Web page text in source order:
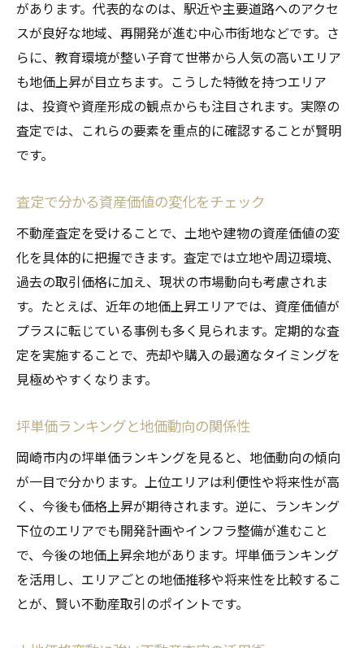
があります。代表的なのは、駅近や主要道路へのアクセ
スが良好な地域、再開発が進む中心市街地などです。さ
らに、教育環境が整い子育て世帯から人気の高いエリア
も地価上昇が目立ちます。こうした特徴を持つエリア
は、投資や資産形成の観点からも注目されます。実際の
査定では、これらの要素を重点的に確認することが賢明
です。
査定で分かる資産価値の変化をチェック
不動産査定を受けることで、土地や建物の資産価値の変
化を具体的に把握できます。査定では立地や周辺環境、
過去の取引価格に加え、現状の市場動向も考慮されま
す。たとえば、近年の地価上昇エリアでは、資産価値が
プラスに転じている事例も多く見られます。定期的な査
定を実施することで、売却や購入の最適なタイミングを
見極めやすくなります。
坪単価ランキングと地価動向の関係性
岡崎市内の坪単価ランキングを見ると、地価動向の傾向
が一目で分かります。上位エリアは利便性や将来性が高
く、今後も価格上昇が期待されます。逆に、ランキング
下位のエリアでも開発計画やインフラ整備が進むこと
で、今後の地価上昇余地があります。坪単価ランキング
を活用し、エリアごとの地価推移や将来性を比較するこ
とが、賢い不動産取引のポイントです。